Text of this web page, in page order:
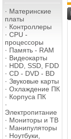
· Материнские
платы
· Контроллеры
· CPU -
процессоры
· Память - RAM
· Видеокарты
· HDD, SSD, FDD
· CD - DVD - BD
· Звуковые карты
· Охлаждение ПК
· Корпуса ПК
·
Электропитание
· Мониторы и ТВ
· Манипуляторы
· Ноутбуки,